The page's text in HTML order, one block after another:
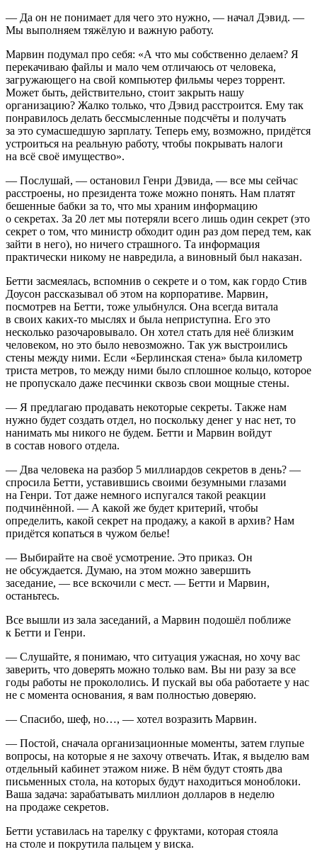
— Да он не понимает для чего это нужно, — начал Дэвид. —
Мы выполняем тяжёлую и важную работу.
Марвин подумал про себя: «А что мы собственно делаем? Я
перекачиваю файлы и мало чем отличаюсь от человека,
загружающего на свой компьютер фильмы через торрент.
Может быть, действительно, стоит закрыть нашу
организацию? Жалко только, что Дэвид расстроится. Ему так
понравилось делать бессмысленные подсчёты и получать
за это сумасшедшую зарплату. Теперь ему, возможно, придётся
устроиться на реальную работу, чтобы покрывать налоги
на всё своё имущество».
— Послушай, — остановил Генри Дэвида, — все мы сейчас
расстроены, но президента тоже можно понять. Нам платят
бешенные бабки за то, что мы храним информацию
о секретах. За 20 лет мы потеряли всего лишь один секрет (это
секрет о том, что министр обходит один раз дом перед тем, как
зайти в него), но ничего страшного. Та информация
практически никому не навредила, а виновный был наказан.
Бетти засмеялась, вспомнив о секрете и о том, как гордо Стив
Доусон рассказывал об этом на корпоративе. Марвин,
посмотрев на Бетти, тоже улыбнулся. Она всегда витала
в своих каких-то мыслях и была неприступна. Его это
несколько разочаровывало. Он хотел стать для неё близким
человеком, но это было невозможно. Так уж выстроились
стены между ними. Если «Берлинская стена» была километр
триста метров, то между ними было сплошное кольцо, которое
не пропускало даже песчинки сквозь свои мощные стены.
— Я предлагаю продавать некоторые секреты. Также нам
нужно будет создать отдел, но поскольку денег у нас нет, то
нанимать мы никого не будем. Бетти и Марвин войдут
в состав нового отдела.
— Два человека на разбор 5 миллиардов секретов в день? —
спросила Бетти, уставившись своими безумными глазами
на Генри. Тот даже немного испугался такой реакции
подчинённой. — А какой же будет критерий, чтобы
определить, какой секрет на продажу, а какой в архив? Нам
придётся копаться в чужом белье!
— Выбирайте на своё усмотрение. Это приказ. Он
не обсуждается. Думаю, на этом можно завершить
заседание, — все вскочили с мест. — Бетти и Марвин,
останьтесь.
Все вышли из зала заседаний, а Марвин подошёл поближе
к Бетти и Генри.
— Слушайте, я понимаю, что ситуация ужасная, но хочу вас
заверить, что доверять можно только вам. Вы ни разу за все
годы работы не прокололись. И пускай вы оба работаете у нас
не с момента основания, я вам полностью доверяю.
— Спасибо, шеф, но…, — хотел возразить Марвин.
— Постой, сначала организационные моменты, затем глупые
вопросы, на которые я не захочу отвечать. Итак, я выделю вам
отдельный кабинет этажом ниже. В нём будут стоять два
письменных стола, на которых будут находиться моноблоки.
Ваша задача: зарабатывать миллион долларов в неделю
на продаже секретов.
Бетти уставилась на тарелку с фруктами, которая стояла
на столе и покрутила пальцем у виска.